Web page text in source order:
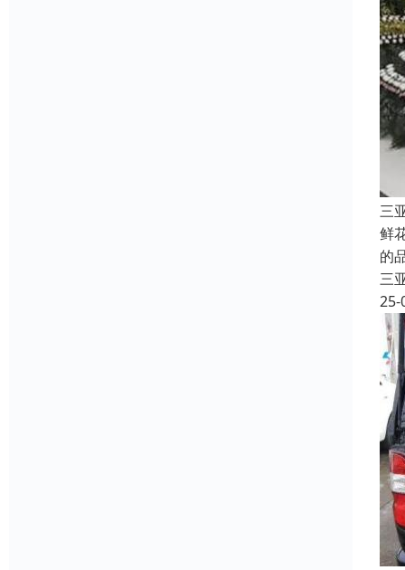
三
鲜
的
三
25-